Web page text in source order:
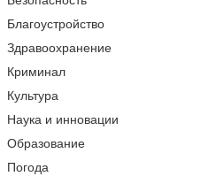
Благоустройство
Здравоохранение
Криминал
Культура
Наука и инновации
Образование
Погода